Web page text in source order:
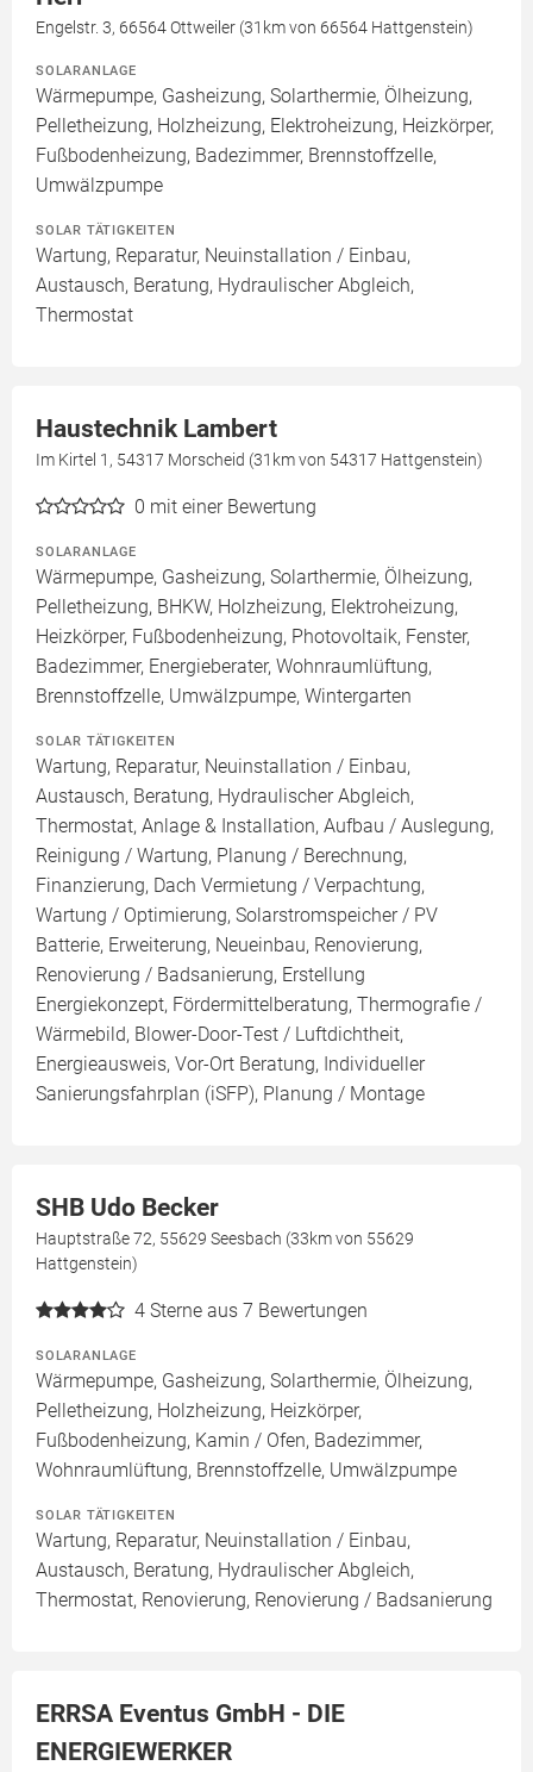
Engelstr. 3, 66564 Ottweiler (31km von 66564 Hattgenstein)
SOLARANLAGE
Wärmepumpe, Gasheizung, Solarthermie, Ölheizung,
Pelletheizung, Holzheizung, Elektroheizung, Heizkörper,
Fußbodenheizung, Badezimmer, Brennstoffzelle,
Umwälzpumpe
SOLAR TÄTIGKEITEN
Wartung, Reparatur, Neuinstallation / Einbau,
Austausch, Beratung, Hydraulischer Abgleich,
Thermostat
Haustechnik Lambert
Im Kirtel 1, 54317 Morscheid (31km von 54317 Hattgenstein)
0 mit einer Bewertung
SOLARANLAGE
Wärmepumpe, Gasheizung, Solarthermie, Ölheizung,
Pelletheizung, BHKW, Holzheizung, Elektroheizung,
Heizkörper, Fußbodenheizung, Photovoltaik, Fenster,
Badezimmer, Energieberater, Wohnraumlüftung,
Brennstoffzelle, Umwälzpumpe, Wintergarten
SOLAR TÄTIGKEITEN
Wartung, Reparatur, Neuinstallation / Einbau,
Austausch, Beratung, Hydraulischer Abgleich,
Thermostat, Anlage & Installation, Aufbau / Auslegung,
Reinigung / Wartung, Planung / Berechnung,
Finanzierung, Dach Vermietung / Verpachtung,
Wartung / Optimierung, Solarstromspeicher / PV
Batterie, Erweiterung, Neueinbau, Renovierung,
Renovierung / Badsanierung, Erstellung
Energiekonzept, Fördermittelberatung, Thermografie /
Wärmebild, Blower-Door-Test / Luftdichtheit,
Energieausweis, Vor-Ort Beratung, Individueller
Sanierungsfahrplan (iSFP), Planung / Montage
SHB Udo Becker
Hauptstraße 72, 55629 Seesbach (33km von 55629
Hattgenstein)
4 Sterne aus 7 Bewertungen
SOLARANLAGE
Wärmepumpe, Gasheizung, Solarthermie, Ölheizung,
Pelletheizung, Holzheizung, Heizkörper,
Fußbodenheizung, Kamin / Ofen, Badezimmer,
Wohnraumlüftung, Brennstoffzelle, Umwälzpumpe
SOLAR TÄTIGKEITEN
Wartung, Reparatur, Neuinstallation / Einbau,
Austausch, Beratung, Hydraulischer Abgleich,
Thermostat, Renovierung, Renovierung / Badsanierung
ERRSA Eventus GmbH - DIE
ENERGIEWERKER